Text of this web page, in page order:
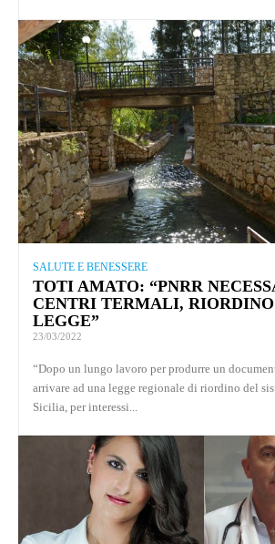
SALUTE E BENESSERE
TOTI AMATO: “PNRR
CENTRI TERMALI,
LEGGE”
23/03/2022
“Dopo un lungo lavoro per produrre un
arrivare ad una legge regionale di riordino del
Sicilia, per interessi...